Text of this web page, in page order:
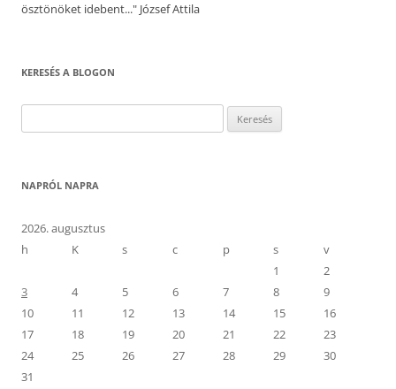
ösztönöket idebent..." József Attila
KERESÉS A BLOGON
NAPRÓL NAPRA
2026. augusztus
h
K s c p s
v
1
2
3
4 5 6 7 8
9
10
11 12 13 14 15
16
17
18 19 20 21 22
23
24
25 26 27 28 29
30
31